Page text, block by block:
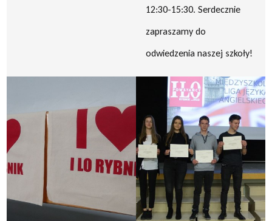
12:30-15:30. Serdecznie
zapraszamy do
odwiedzenia naszej szkoły!